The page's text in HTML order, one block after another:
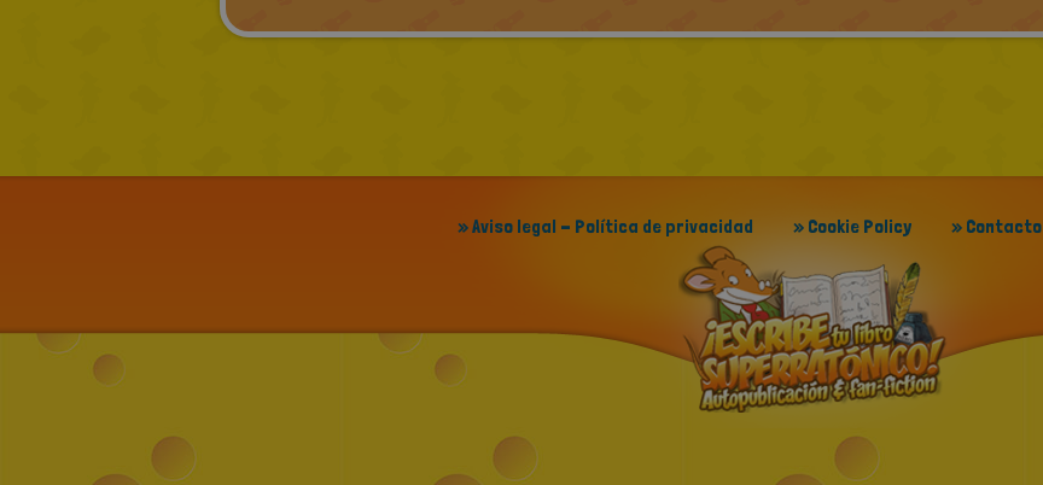
» Aviso legal - Política de privacidad » Cookie Policy » Contacto